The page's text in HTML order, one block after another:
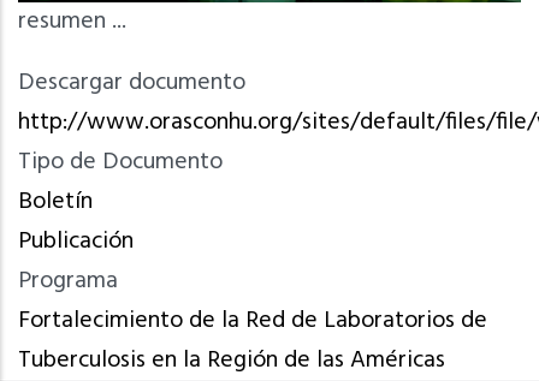
resumen ...
Descargar documento
http://www.orasconhu.org/sites/default/files/
Tipo de Documento
Boletín
Publicación
Programa
Fortalecimiento de la Red de Laboratorios de
Tuberculosis en la Región de las Américas